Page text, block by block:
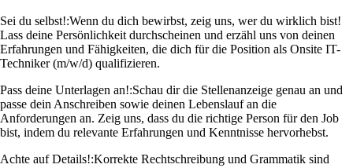
Sei du selbst!:Wenn du dich bewirbst, zeig uns, wer du wirklich bist!
Lass deine Persönlichkeit durchscheinen und erzähl uns von deinen
Erfahrungen und Fähigkeiten, die dich für die Position als Onsite IT-
Techniker (m/w/d) qualifizieren.
Pass deine Unterlagen an!:Schau dir die Stellenanzeige genau an und
passe dein Anschreiben sowie deinen Lebenslauf an die
Anforderungen an. Zeig uns, dass du die richtige Person für den Job
bist, indem du relevante Erfahrungen und Kenntnisse hervorhebst.
Achte auf Details!:Korrekte Rechtschreibung und Grammatik sind